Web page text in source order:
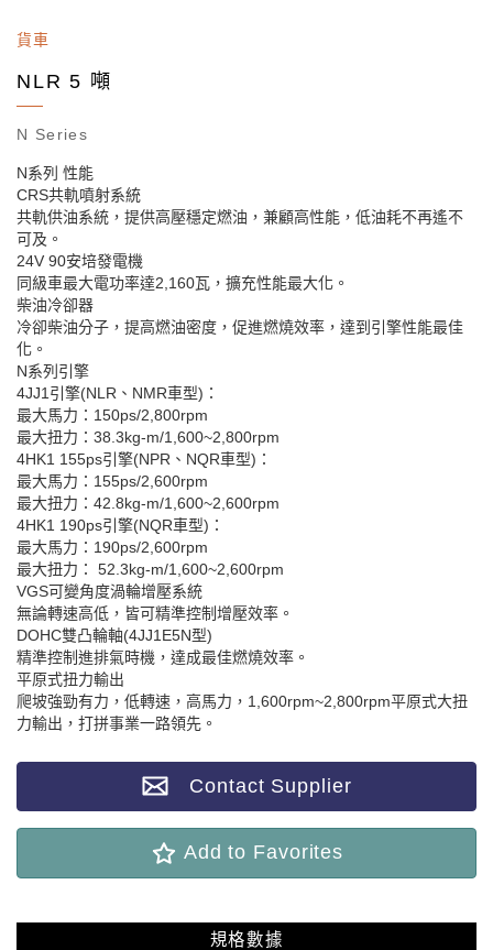
貨車
NLR 5 噸
N Series
N系列 性能
CRS共軌噴射系統
共軌供油系統，提供高壓穩定燃油，兼顧高性能，低油耗不再遙不
可及。
24V 90安培發電機
同級車最大電功率達2,160瓦，擴充性能最大化。
柴油冷卻器
冷卻柴油分子，提高燃油密度，促進燃燒效率，達到引擎性能最佳
化。
N系列引擎
4JJ1引擎(NLR、NMR車型)：
最大馬力：150ps/2,800rpm
最大扭力：38.3kg-m/1,600~2,800rpm
4HK1 155ps引擎(NPR、NQR車型)：
最大馬力：155ps/2,600rpm
最大扭力：42.8kg-m/1,600~2,600rpm
4HK1 190ps引擎(NQR車型)：
最大馬力：190ps/2,600rpm
最大扭力： 52.3kg-m/1,600~2,600rpm
VGS可變角度渦輪增壓系統
無論轉速高低，皆可精準控制增壓效率。
DOHC雙凸輪軸(4JJ1E5N型)
精準控制進排氣時機，達成最佳燃燒效率。
平原式扭力輸出
爬坡強勁有力，低轉速，高馬力，1,600rpm~2,800rpm平原式大扭
力輸出，打拼事業一路領先。
Contact Supplier
Add to Favorites
規格數據